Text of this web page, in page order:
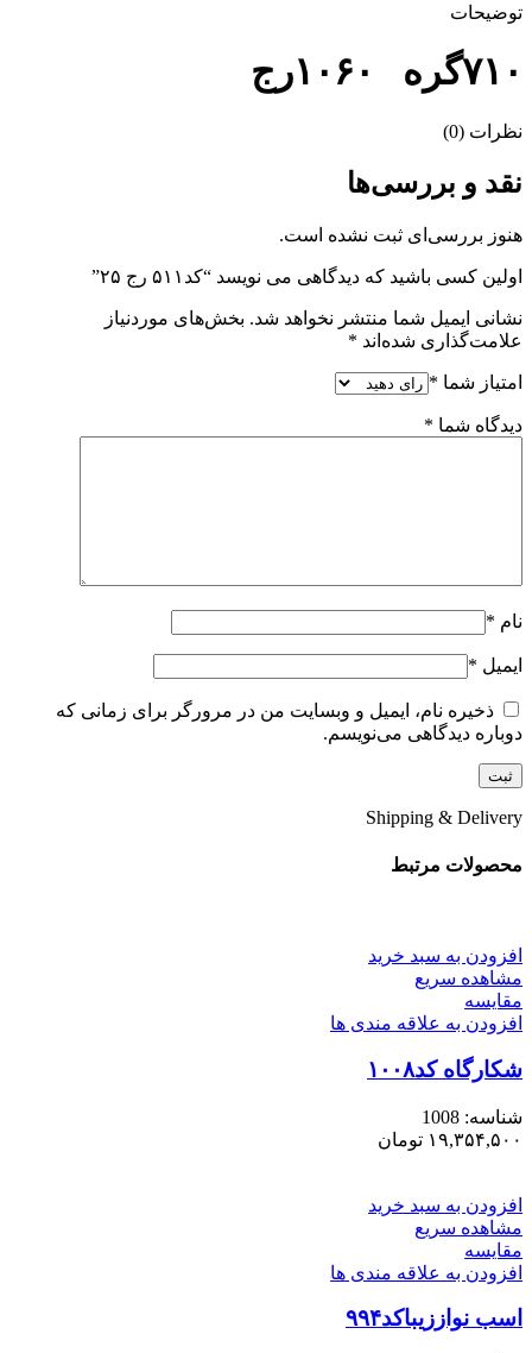
توضیحات
۷۱۰گره ۱۰۶۰رج
نظرات (0)
نقد و بررسی‌ها
هنوز بررسی‌ای ثبت نشده است.
اولین کسی باشید که دیدگاهی می نویسد “کد۵۱۱ رج ۲۵”
نشانی ایمیل شما منتشر نخواهد شد. بخش‌های موردنیاز
علامت‌گذاری شده‌اند *
امتیاز شما *
دیدگاه شما *
نام *
ایمیل *
ذخیره نام، ایمیل و وبسایت من در مرورگر برای زمانی که
دوباره دیدگاهی می‌نویسم.
Shipping & Delivery
محصولات مرتبط
افزودن به سبد خرید
مشاهده سریع
مقایسه
افزودن به علاقه مندی ها
شکارگاه کد۱۰۰۸
شناسه: 1008
۱۹,۳۵۴,۵۰۰ تومان
افزودن به سبد خرید
مشاهده سریع
مقایسه
افزودن به علاقه مندی ها
اسب نواززیباکد۹۹۴